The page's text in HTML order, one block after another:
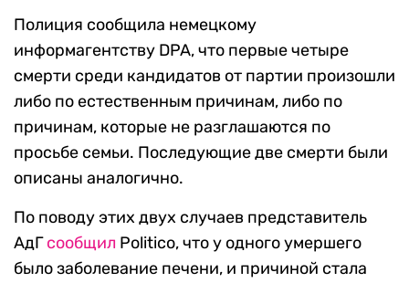
Полиция сообщила немецкому
информагентству DPA, что первые четыре
смерти среди кандидатов от партии произошли
либо по естественным причинам, либо по
причинам, которые не разглашаются по
просьбе семьи. Последующие две смерти были
описаны аналогично.
По поводу этих двух случаев представитель
АдГсообщил Politico, что у одного умершего
было заболевание печени, и причиной стала